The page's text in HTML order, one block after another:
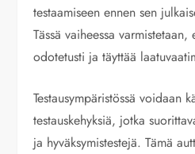
testaamiseen ennen sen
Tässä vaiheessa
odotetusti ja täyttää
Testausympäristössä voidaan
testauskehyksiä, jotka
ja hyväksymistestejä. Tämä